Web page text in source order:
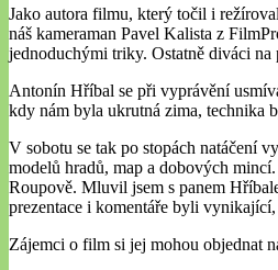
Jako autora filmu, který točil i
náš kameraman Pavel Kalista z
jednoduchými triky. Ostatně diváci
Antonín Hříbal se při vyprávění
kdy nám byla ukrutná zima, technika
V sobotu se tak po stopách natáčení
modelů hradů, map a dobových
Roupově. Mluvil jsem s panem
prezentace i komentáře byli
Zájemci o film si jej mohou objednat